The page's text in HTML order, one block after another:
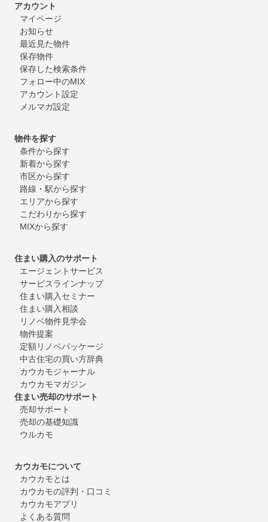
アカウント
マイページ
お知らせ
最近見た物件
保存物件
保存した検索条件
フォロー中のMIX
アカウント設定
メルマガ設定
物件を探す
条件から探す
新着から探す
市区から探す
路線・駅から探す
エリアから探す
こだわりから探す
MIXから探す
住まい購入のサポート
エージェントサービス
サービスラインナップ
住まい購入セミナー
住まい購入相談
リノベ物件見学会
物件提案
定額リノベパッケージ
中古住宅の買い方辞典
カウカモジャーナル
カウカモマガジン
住まい売却のサポート
売却サポート
売却の基礎知識
ウルカモ
カウカモについて
カウカモとは
カウカモの評判・口コミ
カウカモアプリ
よくある質問